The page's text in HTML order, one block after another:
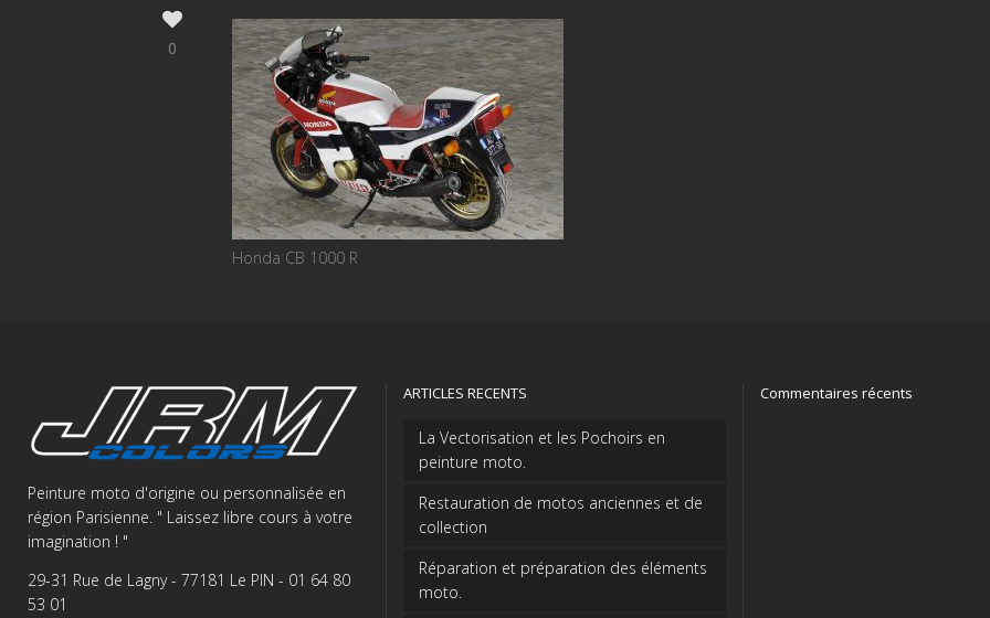
0
Honda CB 1000 R
Peinture moto d'origine ou personnalisée en
région Parisienne. " Laissez libre cours à votre
imagination ! "
29-31 Rue de Lagny - 77181 Le PIN - 01 64 80
53 01
ARTICLES RECENTS
La Vectorisation et les Pochoirs en
peinture moto.
Restauration de motos anciennes et de
collection
Réparation et préparation des éléments
moto.
Commentaires récents